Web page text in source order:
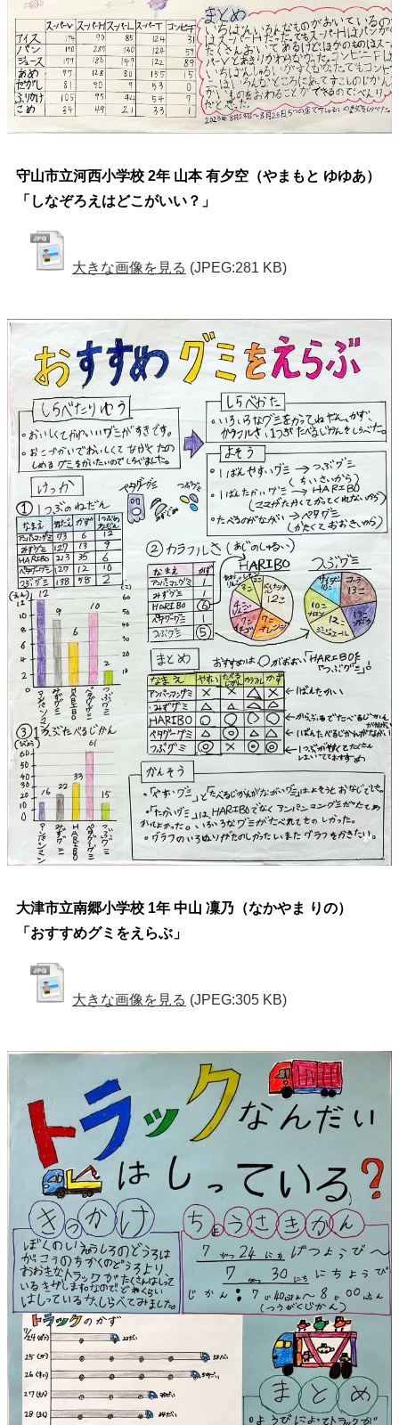
守山市立河西小学校 2年 山本 有夕空（やまもと ゆゆあ）
「しなぞろえはどこがいい？」
大きな画像を見る (JPEG:281 KB)
大津市立南郷小学校 1年 中山 凜乃（なかやま りの）
「おすすめグミをえらぶ」
大きな画像を見る (JPEG:305 KB)